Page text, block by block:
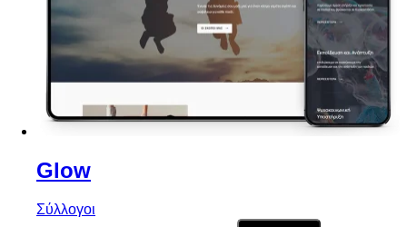
Glow
Σύλλογοι